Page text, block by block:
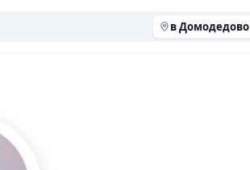
в Домодедово